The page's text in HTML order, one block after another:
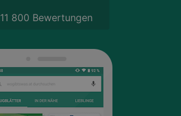
11 800 Bewertungen